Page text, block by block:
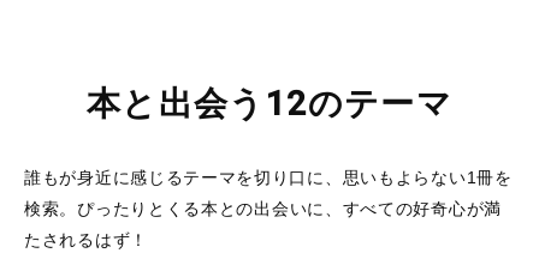
本と出会う12のテーマ
誰もが身近に感じるテーマを切り口に、思いもよらない1冊を
検索。 ぴったりとくる本との出会いに、すべての好奇心が満
たされるはず！